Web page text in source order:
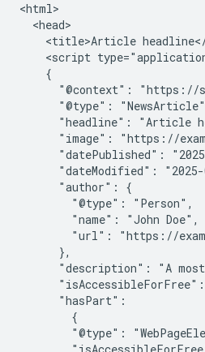
<html>
  <head>
<title>Article
<script
    {
"@context": "https://
"@type":
"headline": "Article
"image": "https://
"datePublished":
"dateModified":
      "author": {
        "@type": "Person",
        "name": "John Doe",
"url": "https://
      },
"description": "A
      "hasPart":
        {
"@type":